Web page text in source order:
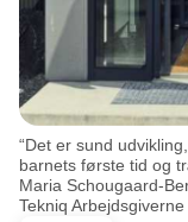
“Det er sund
barnets første tid og
Maria Schougaard-
Tekniq Arbejdsgiverne